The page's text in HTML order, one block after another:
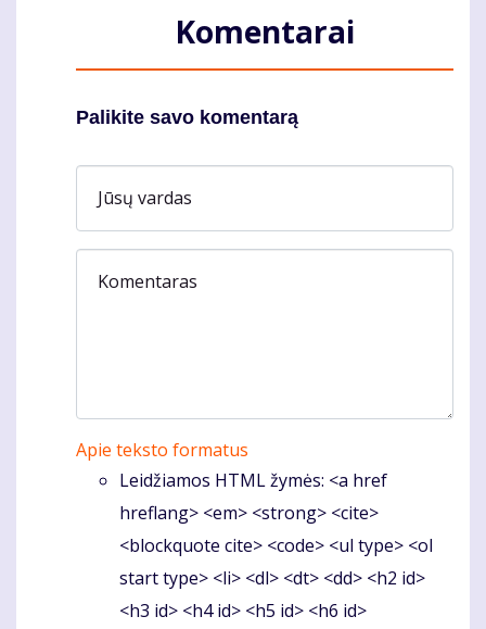
Komentarai
Palikite savo komentarą
Jūsų vardas
Komentaras
Apie teksto formatus
Leidžiamos HTML žymės: <a href
hreflang> <em> <strong> <cite>
<blockquote cite> <code> <ul type> <ol
start type> <li> <dl> <dt> <dd> <h2 id>
<h3 id> <h4 id> <h5 id> <h6 id>